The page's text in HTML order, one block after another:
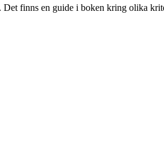
finns en guide i boken kring olika